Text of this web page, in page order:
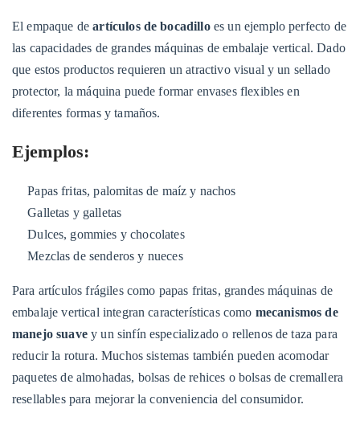
nutracéuticos
6.1
Ejemplos:
7
7.
Químicos
y
productos
industriales
7.1
Ejemplos:
8.
Bienes
especializados
y
de
consumo
El empaque deartículos de bocadillo es un ejemplo perfecto de
las capacidades de grandes máquinas de embalaje vertical. Dado
que estos productos requieren un atractivo visual y un sellado
protector, la máquina puede formar envases flexibles en
diferentes formas y tamaños.
Ejemplos:
Papas fritas, palomitas de maíz y nachos
Galletas y galletas
Dulces, gommies y chocolates
Mezclas de senderos y nueces
Para artículos frágiles como papas fritas, grandes máquinas de
embalaje vertical integran características como mecanismos de
manejo suavey un sinfín especializado o rellenos de taza para
reducir la rotura. Muchos sistemas también pueden acomodar
paquetes de almohadas, bolsas de rehices o bolsas de cremallera
resellables para mejorar la conveniencia del consumidor.